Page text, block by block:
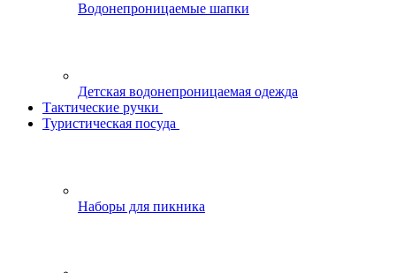
Водонепроницаемые шапки
Детская водонепроницаемая одежда
Тактические ручки
Туристическая посуда
Наборы для пикника